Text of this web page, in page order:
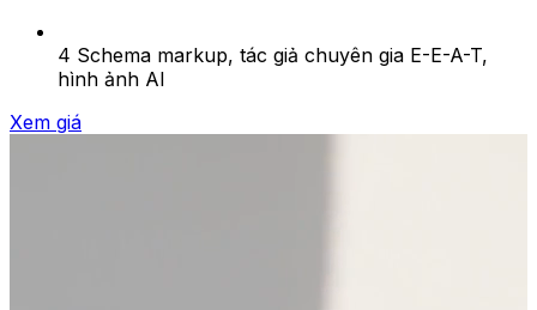
4 Schema markup, tác giả chuyên gia E-E-A-T,
hình ảnh AI
Xem giá